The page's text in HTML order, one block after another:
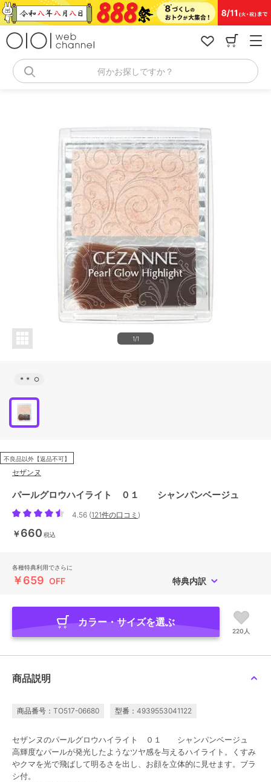
コ
ン
何かお探しですか？
1/1
＊＊ ○
不良品以外【返品不可】
セザンヌ
パールグロウハイライト ０１ シャンパンベージュ
4.56 (121件の口コミ )
￥660 税込
各種特典利用でさらに
￥659 OFF 特典内訳
カラー・サイズを選ぶ
220人
商品説明
商品番号：TO517-06680 型番：4939553041122
セザンヌのパールグロウハイライト ０１ シャンパンベージュ
高輝度なパールが発光したようなツヤ感を与えるハイライト。くすみ
やクマを光で飛ばして明るさを出し、お顔を立体的に見せます。ブラ
シ付。